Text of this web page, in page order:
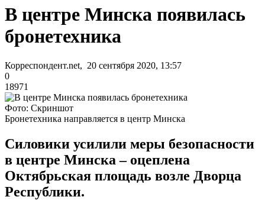
В центре Минска появилась
бронетехника
Корреспондент.net, 20 сентября 2020, 13:57
0
18971
Фото: Скриншот
Бронетехника направляется в центр Минска
Силовики усилили меры безопасности
в центре Минска – оцеплена
Октябрьская площадь возле Дворца
Республики.